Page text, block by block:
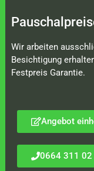
Wir arbeiten
Besichtigung
Festpreis Garantie.
Angebot
0664 311 02